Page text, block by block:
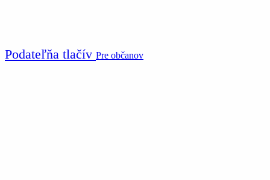
Podateľňa tlačív Pre občanov